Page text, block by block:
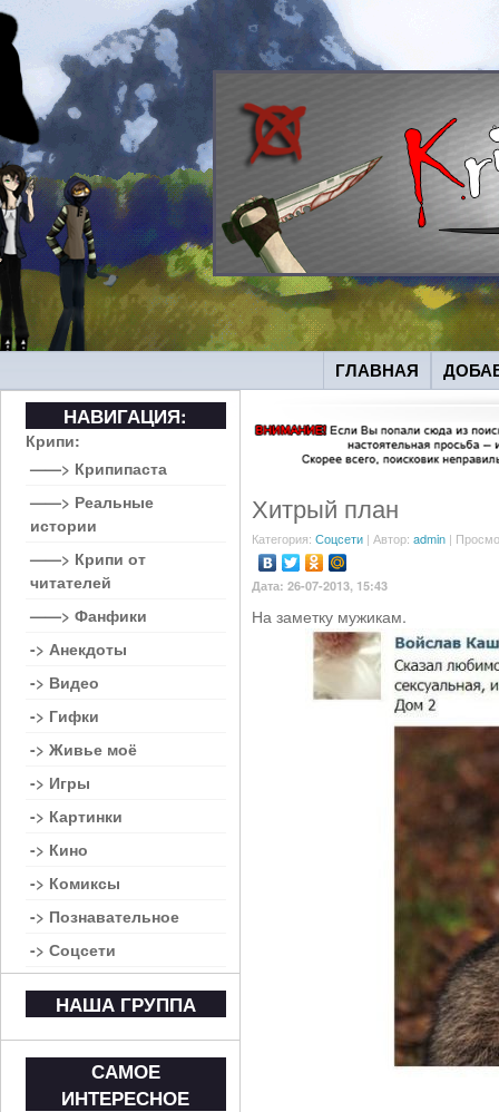
ГЛАВНАЯ
Хитрый план
Категория: Соцсети | Автор: admin |
Дата: 26-07-2013, 15:43
На заметку мужикам.
НАВИГАЦИЯ:
Крипи:
——> Крипипаста
——> Реальные
истории
——> Крипи от
читателей
——> Фанфики
-> Анекдоты
-> Видео
-> Гифки
-> Живье моё
-> Игры
-> Картинки
-> Кино
-> Комиксы
-> Познавательное
-> Соцсети
НАША ГРУППА
САМОЕ
ИНТЕРЕСНОЕ